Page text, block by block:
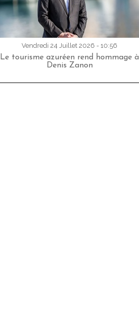
Vendredi 24 Juillet 2026 - 10:56
Le tourisme azuréen rend hommage à
Denis Zanon